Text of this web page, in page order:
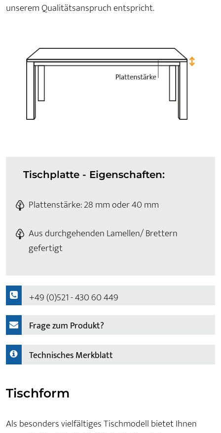
unserem Qualitätsanspruch entspricht.
Tischplatte - Eigenschaften:
Plattenstärke: 28 mm oder 40 mm
Aus durchgehenden Lamellen/ Brettern
gefertigt
+49 (0)521 - 430 60 449
Frage zum Produkt?
Technisches Merkblatt
Tischform
Als besonders vielfältiges Tischmodell bietet Ihnen